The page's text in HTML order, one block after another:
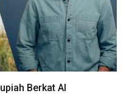
Berkat AI